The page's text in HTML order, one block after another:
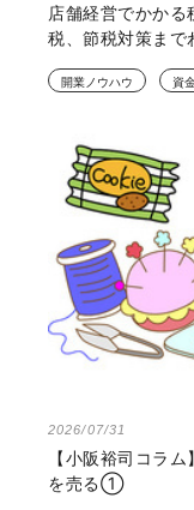
店舗経営でかか
税、節税対策まで
開業ノウハウ 資
2026/07/31
【小阪裕司コラ
を売る①